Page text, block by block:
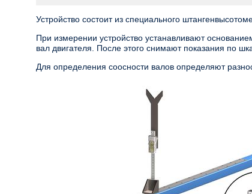
Устройство состоит из специального
При измерении устройство устанавливают
вал двигателя. После этого снимают показания по
Для определения соосности валов определяют